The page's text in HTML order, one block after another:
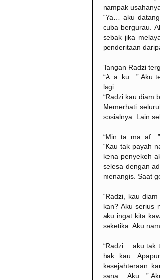
nampak usahanya.
“Ya… aku
cuba bergurau.
sebak jika
penderitaan
Tangan Radzi
“A..a..ku…” Aku
lagi.
“Radzi kau diam
Memerhati
sosialnya. Lain
“Kau tak payah
kena penyekeh
selesa dengan
menangis. Saat
“Radzi, kau
kan? Aku serius
aku ingat kita
seketika. Aku
“Radzi… aku tak
hak kau.
kesejahteraan
sana… Aku…”